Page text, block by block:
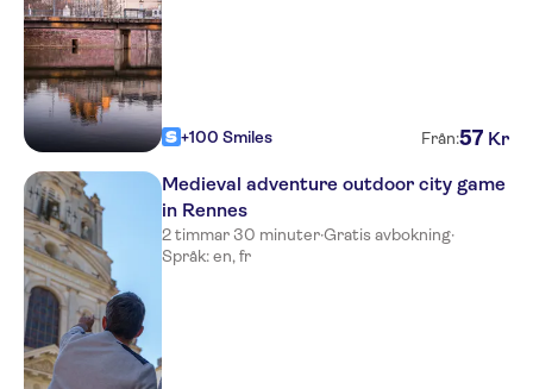
+100 Smiles Från:57 Kr
Medieval adventure outdoor city game
in Rennes
2 timmar 30 minuter·Gratis avbokning·
Språk: en, fr